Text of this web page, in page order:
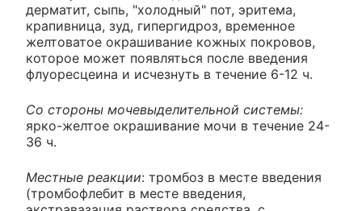
дерматит, сыпь, "холодный" пот, эритема,
крапивница, зуд, гипергидроз, временное
желтоватое окрашивание кожных покровов,
которое может появляться после введения
флуоресцеина и исчезнуть в течение 6-12 ч.
Со стороны мочевыделительной системы:
ярко-желтое окрашивание мочи в течение 24-
36 ч.
Местные реакции: тромбоз в месте введения
(тромбофлебит в месте введения,